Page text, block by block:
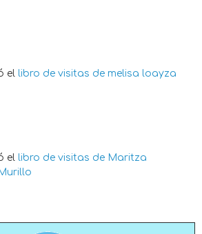
el libro de visitas de melisa loayza
el libro de visitas de Maritza